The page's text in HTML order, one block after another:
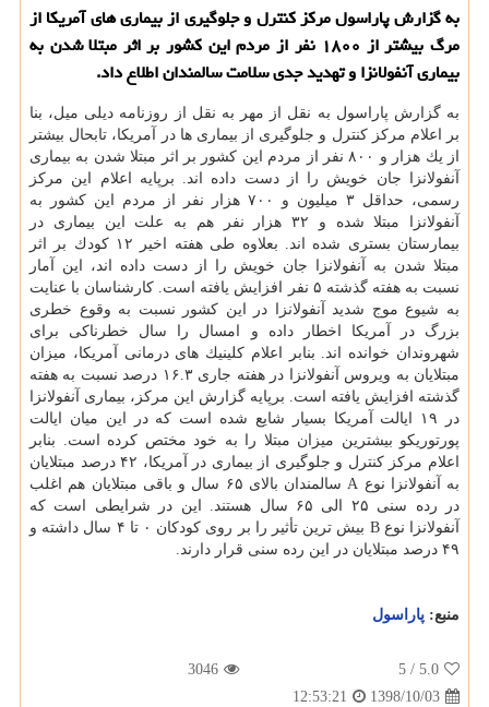
به گزارش پاراسول مركز كنترل و جلوگیری از بیماری های آمریكا از
مرگ بیشتر از ۱۸۰۰ نفر از مردم این كشور بر اثر مبتلا شدن به
بیماری آنفولانزا و تهدید جدی سلامت سالمندان اطلاع داد.
به گزارش پاراسول به نقل از مهر به نقل از روزنامه دیلی میل، بنا
بر اعلام مركز كنترل و جلوگیری از بیماری ها در آمریكا، تابحال بیشتر
از یك هزار و ۸۰۰ نفر از مردم این كشور بر اثر مبتلا شدن به بیماری
آنفولانزا جان خویش را از دست داده اند. برپایه اعلام این مركز
رسمی، حداقل ۳ میلیون و ۷۰۰ هزار نفر از مردم این كشور به
آنفولانزا مبتلا شده و ۳۲ هزار نفر هم به علت این بیماری در
بیمارستان بستری شده اند. بعلاوه طی هفته اخیر ۱۲ كودك بر اثر
مبتلا شدن به آنفولانزا جان خویش را از دست داده اند، این آمار
نسبت به هفته گذشته ۵ نفر افزایش یافته است. كارشناسان با عنایت
به شیوع موج شدید آنفولانزا در این كشور نسبت به وقوع خطری
بزرگ در آمریكا اخطار داده و امسال را سال خطرناكی برای
شهروندان خوانده اند. بنابر اعلام كلینیك های درمانی آمریكا، میزان
مبتلایان به ویروس آنفولانزا در هفته جاری ۱۶.۳ درصد نسبت به هفته
گذشته افزایش یافته است. برپایه گزارش این مركز، بیماری آنفولانزا
در ۱۹ ایالت آمریكا بسیار شایع شده است كه در این میان ایالت
پورتوریكو بیشترین میزان مبتلا را به خود مختص كرده است. بنابر
اعلام مركز كنترل و جلوگیری از بیماری در آمریكا، ۴۲ درصد مبتلایان
به آنفولانزا نوع A سالمندان بالای ۶۵ سال و باقی مبتلایان هم اغلب
در رده سنی ۲۵ الی ۶۵ سال هستند. این در شرایطی است كه
آنفولانزا نوع B بیش ترین تأثیر را بر روی كودكان ۰ تا ۴ سال داشته و
۴۹ درصد مبتلایان در این رده سنی قرار دارند.
منبع: پاراسول
5.0
/ 5
3046
1398/10/03
12:53:21